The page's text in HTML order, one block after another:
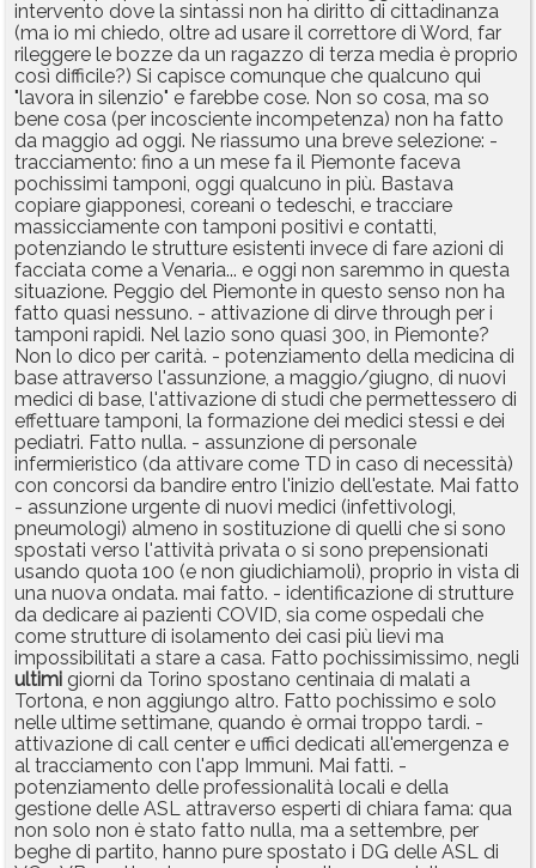
intervento dove la sintassi non ha diritto di cittadinanza
(ma io mi chiedo, oltre ad usare il correttore di Word, far
rileggere le bozze da un ragazzo di terza media è proprio
così difficile?) Si capisce comunque che qualcuno qui
"lavora in silenzio" e farebbe cose. Non so cosa, ma so
bene cosa (per incosciente incompetenza) non ha fatto
da maggio ad oggi. Ne riassumo una breve selezione: -
tracciamento: fino a un mese fa il Piemonte faceva
pochissimi tamponi, oggi qualcuno in più. Bastava
copiare giapponesi, coreani o tedeschi, e tracciare
massicciamente con tamponi positivi e contatti,
potenziando le strutture esistenti invece di fare azioni di
facciata come a Venaria... e oggi non saremmo in questa
situazione. Peggio del Piemonte in questo senso non ha
fatto quasi nessuno. - attivazione di dirve through per i
tamponi rapidi. Nel lazio sono quasi 300, in Piemonte?
Non lo dico per carità. - potenziamento della medicina di
base attraverso l'assunzione, a maggio/giugno, di nuovi
medici di base, l'attivazione di studi che permettessero di
effettuare tamponi, la formazione dei medici stessi e dei
pediatri. Fatto nulla. - assunzione di personale
infermieristico (da attivare come TD in caso di necessità)
con concorsi da bandire entro l'inizio dell'estate. Mai fatto
- assunzione urgente di nuovi medici (infettivologi,
pneumologi) almeno in sostituzione di quelli che si sono
spostati verso l'attività privata o si sono prepensionati
usando quota 100 (e non giudichiamoli), proprio in vista di
una nuova ondata. mai fatto. - identificazione di strutture
da dedicare ai pazienti COVID, sia come ospedali che
come strutture di isolamento dei casi più lievi ma
impossibilitati a stare a casa. Fatto pochissimissimo, negli
ultimi giorni da Torino spostano centinaia di malati a
Tortona, e non aggiungo altro. Fatto pochissimo e solo
nelle ultime settimane, quando è ormai troppo tardi. -
attivazione di call center e uffici dedicati all'emergenza e
al tracciamento con l'app Immuni. Mai fatti. -
potenziamento delle professionalità locali e della
gestione delle ASL attraverso esperti di chiara fama: qua
non solo non è stato fatto nulla, ma a settembre, per
beghe di partito, hanno pure spostato i DG delle ASL di